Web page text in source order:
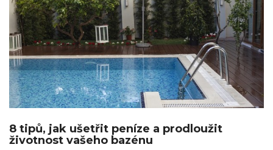
8 tipů, jak ušetřit peníze a prodloužit
životnost vašeho bazénu